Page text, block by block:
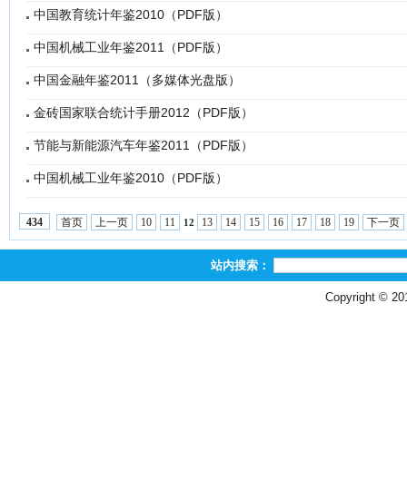
中国教育统计年鉴2010（PDF版）
中国机械工业年鉴2011（PDF版）
中国金融年鉴2011（多媒体光盘版）
金砖国家联合统计手册2012（PDF版）
节能与新能源汽车年鉴2011（PDF版）
中国机械工业年鉴2010（PDF版）
434 首页 上一页 10 11 12 13 14 15 16 17 18 19 下一页
站内搜索：
Copyright ©